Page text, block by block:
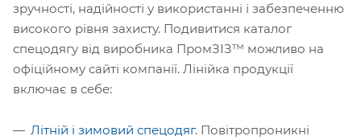
зручності, надійності у використанні і забезпеченню
високого рівня захисту. Подивитися каталог
спецодягу від виробника ПромЗІЗ™ можливо на
офіційному сайті компанії. Лінійка продукції
включає в себе:
Літній і зимовий спецодяг. Повітропроникні